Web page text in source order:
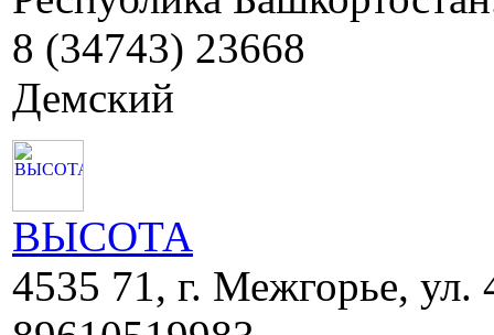
8 (34743) 23668
Демский
ВЫСОТА
4535 71, г. Межгорье,